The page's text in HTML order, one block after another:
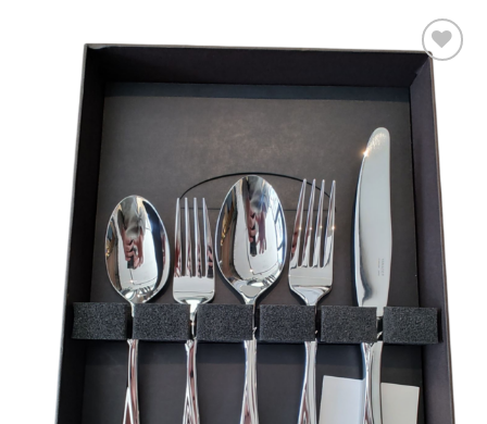
Toevoegen
aan
verlanglijst